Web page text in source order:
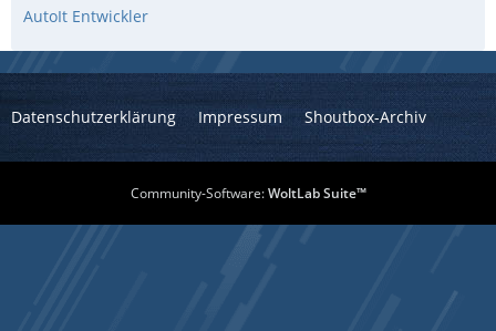
AutoIt Entwickler
Datenschutzerklärung Impressum Shoutbox-Archiv
Community-Software:WoltLab Suite™